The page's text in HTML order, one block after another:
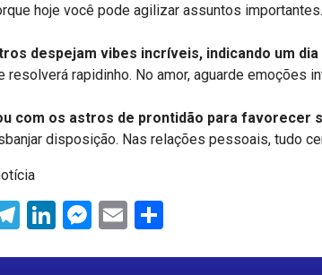
hoje você pode agilizar assuntos
despejam vibes incríveis, indicando um
resolverá rapidinho. No amor, aguarde emoções
com os astros de prontidão para favorecer
disposição. Nas relações pessoais, tudo
Telegram
LinkedIn
Messenger
Email